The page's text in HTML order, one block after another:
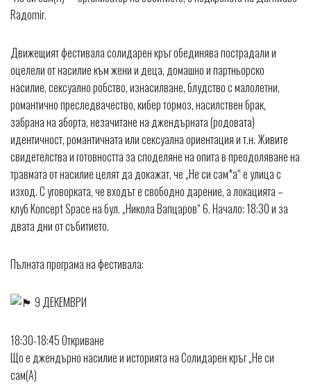
Raдomir.
Движещият фестивала солидарен кръг обединява пострадали и
оцелели от насилие към жени и деца, домашно и партньорско
насилие, сексуално робство, изнасилване, блудство с малолетни,
романтично преследвачество, кибер тормоз, насилствен брак,
забрана на аборта, незачитане на джендърната (родовата)
идентичност, романтичната или сексуална ориентация и т.н. Живите
свидетелства и готовността за споделяне на опита в преодоляване на
травмата от насилие целят да докажат, че „Не си сам*а“ е улица с
изход. С уговорката, че входът е свободно дарение, а локацията –
клуб Koncept Space на бул. „Никола Вапцаров“ 6. Начало: 18:30 и за
двата дни от събитието.
Пълната програма на фестивала:
9 ДЕКЕМВРИ
18:30-18:45 Откриване
Що е джендърно насилие и историята на Солидарен кръг „Не си
сам(А)